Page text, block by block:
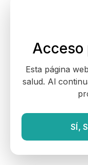
Acceso
Esta página
salud. Al
SÍ,